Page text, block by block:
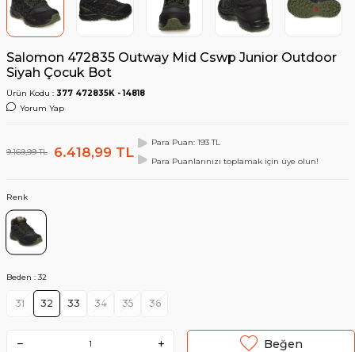
Salomon 472835 Outway Mid Cswp Junior Outdoor
Siyah Çocuk Bot
Ürün Kodu : 377 472835K - 14818
Yorum Yap
9.169,99TL 6.418,99 TL
Para Puan: 193 TL
Para Puanlarınızı toplamak için üye olun!
Renk
Beden :32
31 32 33 34 35 36
Beğen